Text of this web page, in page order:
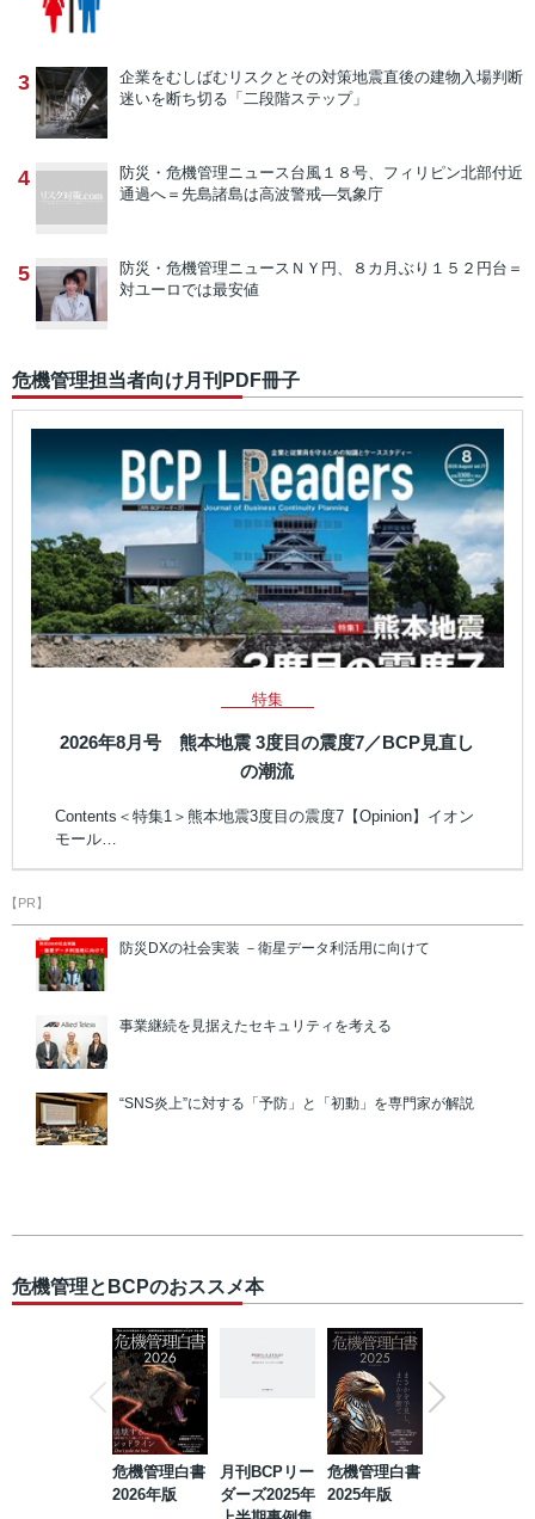
3 企業をむしばむリスクとその対策地震直後の建物入場判断
迷いを断ち切る「二段階ステップ」
4 防災・危機管理ニュース 台風１８号、フィリピン北部付近
通過へ＝先島諸島は高波警戒―気象庁
5 防災・危機管理ニュース ＮＹ円、８カ月ぶり１５２円台＝
対ユーロでは最安値
危機管理担当者向け月刊PDF冊子
特集
2026年8月号 熊本地震 3度目の震度7／BCP見直し
の潮流
Contents＜特集1＞熊本地震3度目の震度7【Opinion】イオン
モール…
【PR】
防災DXの社会実装 －衛星データ利活用に向けて
事業継続を見据えたセキュリティを考える
“SNS炎上”に対する「予防」と「初動」を専門家が解説
危機管理とBCPのおススメ本
危機管理白書
2026年版
月刊BCPリー
ダーズ2025年
危機管理白書
2025年版